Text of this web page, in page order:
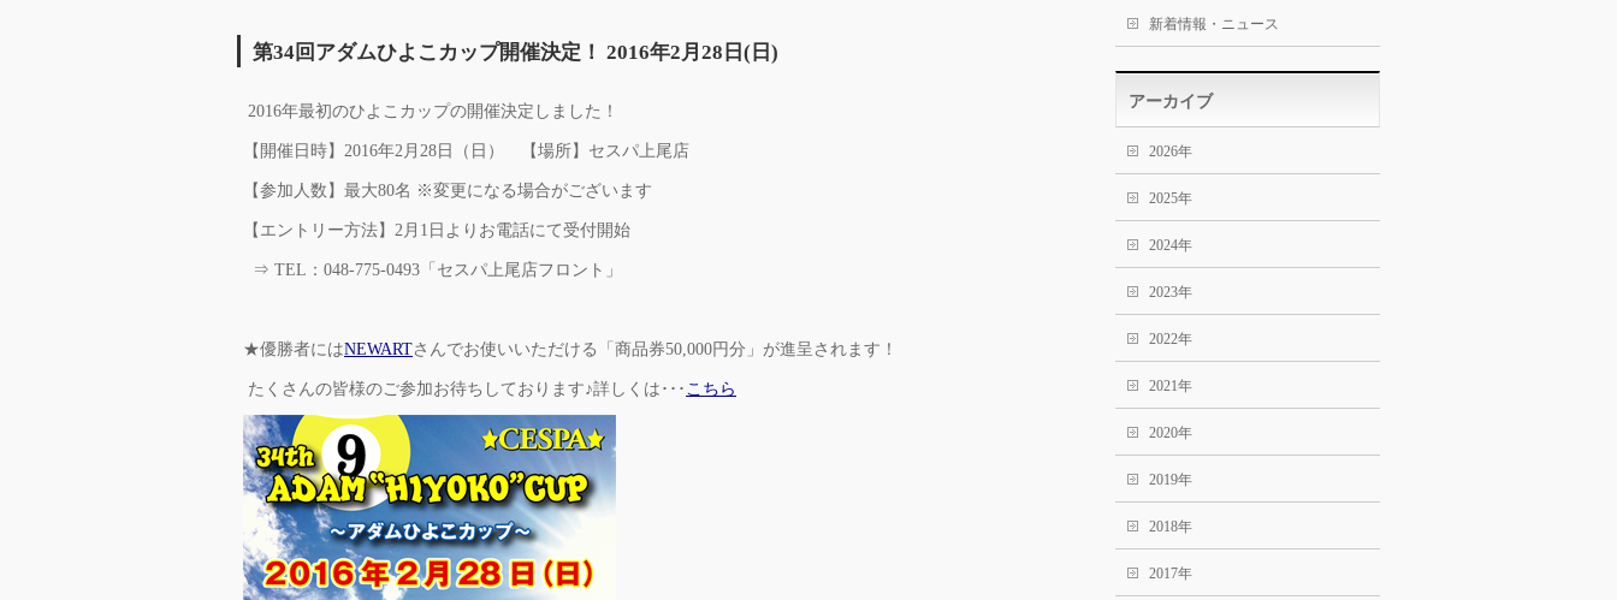
第34回アダムひよこカップ開催決定！ 2016年2月28日(日)
2016年最初のひよこカップの開催決定しました！
【開催日時】2016年2月28日（日） 【場所】セスパ上尾店
【参加人数】最大80名 ※変更になる場合がございます
【エントリー方法】2月1日よりお電話にて受付開始
⇒ TEL：048-775-0493「セスパ上尾店フロント」
★優勝者にはNEWARTさんでお使いいただける「商品券50,000円分」が進呈されます！
たくさんの皆様のご参加お待ちしております♪詳しくは･･･ こちら
新着情報・ニュース
アーカイブ
2026年
2025年
2024年
2023年
2022年
2021年
2020年
2019年
2018年
2017年